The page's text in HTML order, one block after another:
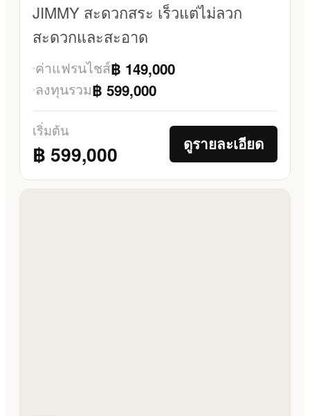
JIMMY สะดวกสระ เร็วแต่ไม่ลวก
สะดวกและสะอาด
ค่าแฟรนไชส์฿ 149,000
ลงทุนรวม฿ 599,000
เริ่มต้น
฿ 599,000 ดูรายละเอียด